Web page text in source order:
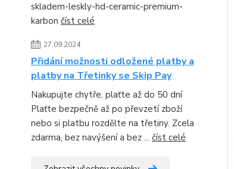
skladem-leskly-hd-ceramic-premium-
karbon číst celé
27.09.2024
Přidání možnosti odložené platby a
platby na Třetinky se Skip Pay
Nakupujte chytře, plaťte až do 50 dní
Plaťte bezpečně až po převzetí zboží
nebo si platbu rozdělte na třetiny. Zcela
zdarma, bez navýšení a bez ... číst celé